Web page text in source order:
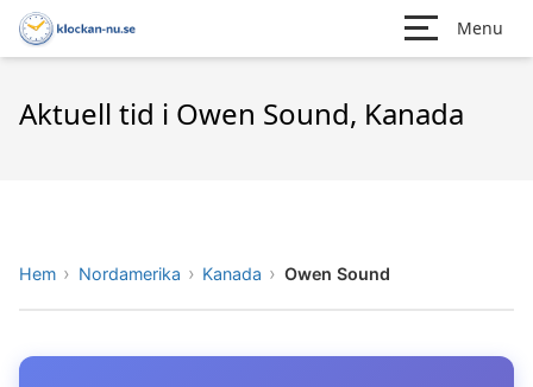
Menu
Aktuell tid i Owen Sound, Kanada
Hem Nordamerika Kanada Owen Sound